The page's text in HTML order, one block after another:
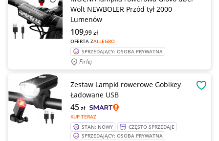
Wolt NEWBOLER Przód tył 2000
Lumenów
OFERTA ZALLEGRO
109,99zł
SPRZEDAJĄCY: OSOBA PRYWATNA
Firlej
Zestaw Lampki rowerowe Gobikey
Ładowane USB
KUP TERAZ
45zł
STAN: NOWY
CZĘSTO SPRZEDAJE
SPRZEDAJĄCY: OSOBA PRYWATNA